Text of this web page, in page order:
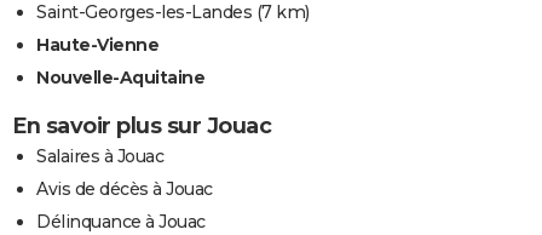
Saint-Georges-les-Landes (7 km)
Haute-Vienne
Nouvelle-Aquitaine
En savoir plus sur Jouac
Salaires à Jouac
Avis de décès à Jouac
Délinquance à Jouac